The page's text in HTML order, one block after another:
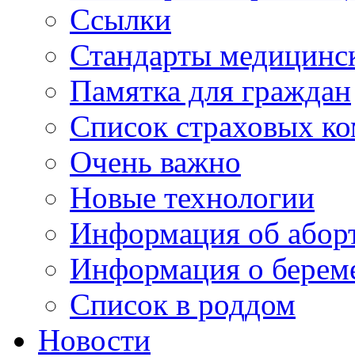
Ссылки
Стандарты
Памятка для граждан
Список страховых
Очень важно
Новые технологии
Информация об
Информация о
Список в роддом
Новости